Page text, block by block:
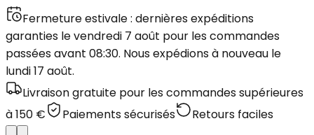
Fermeture estivale : dernières expéditions
garanties le vendredi 7 août pour les commandes
passées avant 08:30. Nous expédions à nouveau le
lundi 17 août.
Livraison gratuite pour les commandes supérieures
à 150 €
Paiements sécurisés Retours faciles